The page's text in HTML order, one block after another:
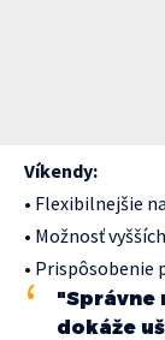
Víkendy:
• Flexibilnejšie
• Možnosť
• Prispôsobenie
dokáže